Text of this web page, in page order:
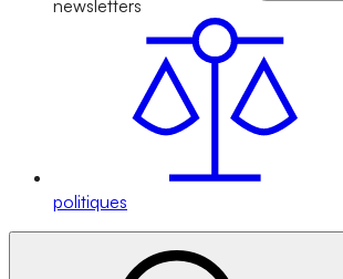
newsletters
politiques